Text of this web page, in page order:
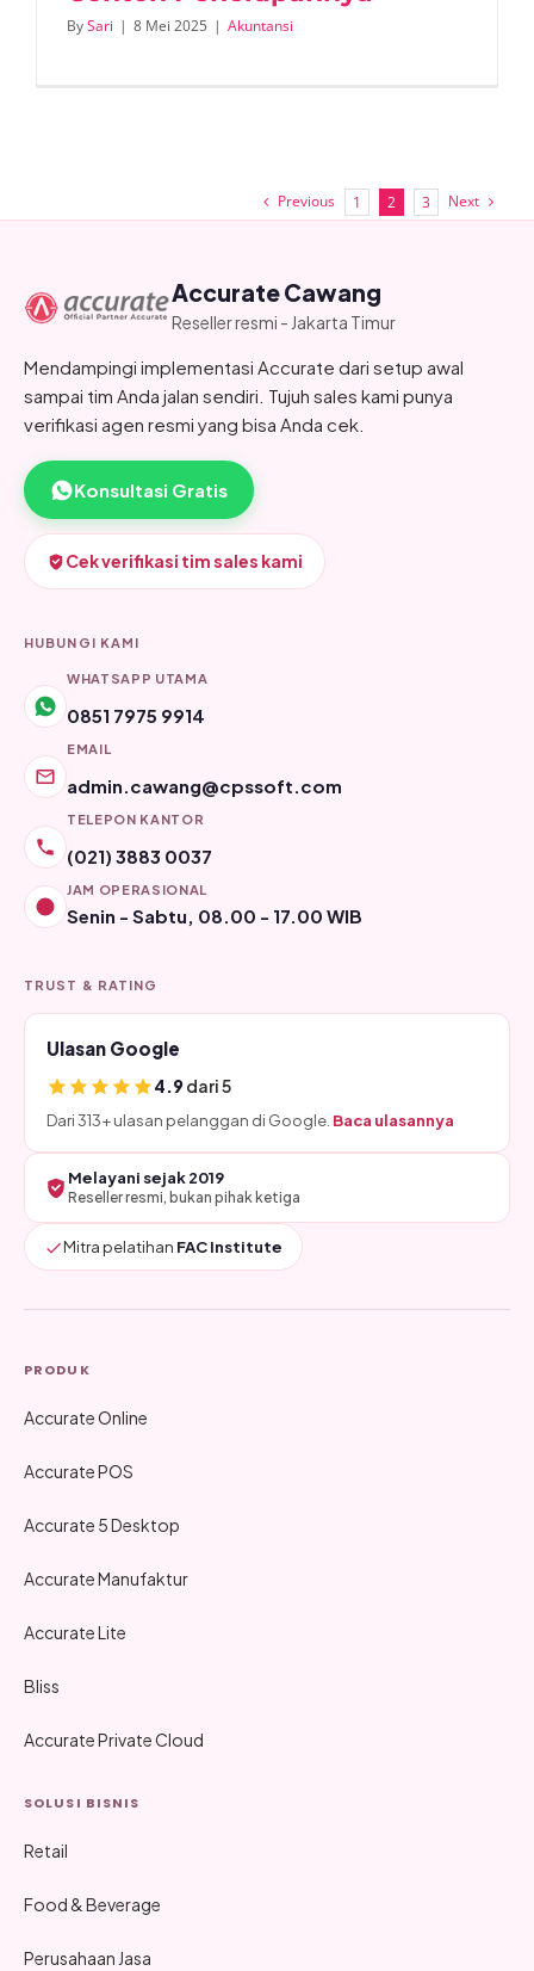
BySari | 8 Mei 2025 | Akuntansi
Previous 1 2 3 Next
Accurate Cawang
Reseller resmi - Jakarta Timur
Mendampingi implementasi Accurate dari setup awal
sampai tim Anda jalan sendiri. Tujuh sales kami punya
verifikasi agen resmi yang bisa Anda cek.
Konsultasi Gratis
Cek verifikasi tim sales kami
HUBUNGI KAMI
WHATSAPP UTAMA
0851 7975 9914
EMAIL
admin.cawang@cpssoft.com
TELEPON KANTOR
(021) 3883 0037
JAM OPERASIONAL
Senin - Sabtu, 08.00 - 17.00 WIB
TRUST & RATING
Ulasan Google
4.9dari 5
Dari 313+ ulasan pelanggan di Google. Baca ulasannya
Melayani sejak 2019
Reseller resmi, bukan pihak ketiga
Mitra pelatihan FAC Institute
PRODUK
Accurate Online
Accurate POS
Accurate 5 Desktop
Accurate Manufaktur
Accurate Lite
Bliss
Accurate Private Cloud
SOLUSI BISNIS
Retail
Food & Beverage
Perusahaan Jasa